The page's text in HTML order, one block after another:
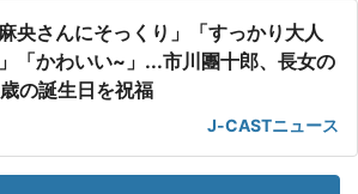
麻央さんにそっくり」「すっかり大人
「かわいい~」...市川團十郎、長女の
の誕生日を祝福
J-CASTニュース